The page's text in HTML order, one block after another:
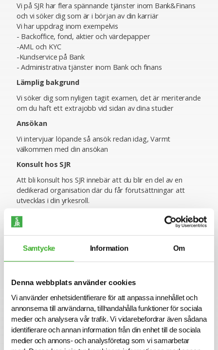
Samtycke Information Om
Denna webbplats använder cookies
Vi använder enhetsidentifierare för att anpassa innehållet och
annonserna till användarna, tillhandahålla funktioner för sociala
medier och analysera vår trafik. Vi vidarebefordrar även sådana
identifierare och annan information från din enhet till de sociala
medier och annons- och analysföretag som vi samarbetar
Vi på SJR har flera spännande tjänster inom Bank&Finans
och vi söker dig som är i början av din karriär
Vi har uppdrag inom exempelvis
- Backoffice, fond, aktier och värdepapper
-AML och KYC
-Kundservice på Bank
- Administrativa tjänster inom Bank och finans
Lämplig bakgrund
Vi söker dig som nyligen tagit examen, det är meriterande
om du haft ett extrajobb vid sidan av dina studier
Ansökan
Vi intervjuar löpande så ansök redan idag, Varmt
välkommen med din ansökan
Konsult hos SJR
Att bli konsult hos SJR innebär att du blir en del av en
dedikerad organisation där du får förutsättningar att
utvecklas i din yrkesroll.
Se lediga jobb
SJR är ett av Sveriges ledande och mest erfarna bolag
inom rekrytering och konsultlösningar. Ända sedan starten
1993 har vi varit specialiserade inom såväl
personlighetsbedömning som de områden vi rekryterar
till, vilket ger oss en unik förmåga att utifrån högt ställda